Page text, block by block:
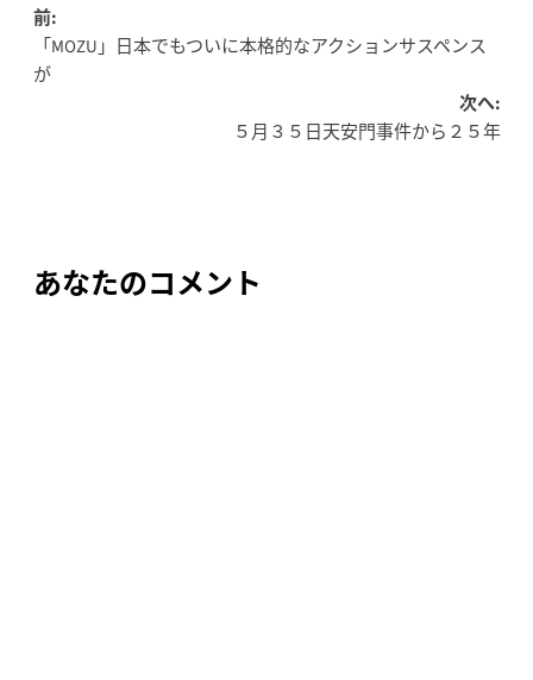
投
稿
ー
シ
前:
「MOZU」日本でもついに本格的なアクションサスペンス
が
次へ:
５月３５日天安門事件から２５年
あなたのコメント